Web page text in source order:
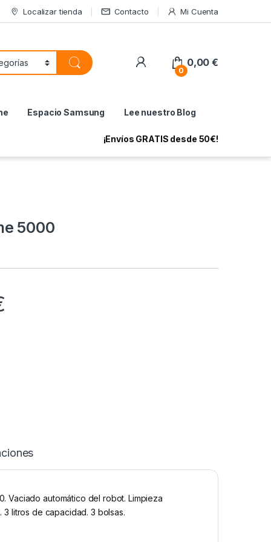
Localizar tienda Contacto Mi Cuenta
My Account
0
0,00€
Espacio Samsung Lee nuestro Blog
¡Envíos GRATIS desde 50€!
5000
Vaciado automático del robot. Limpieza
3 litros de capacidad. 3 bolsas.